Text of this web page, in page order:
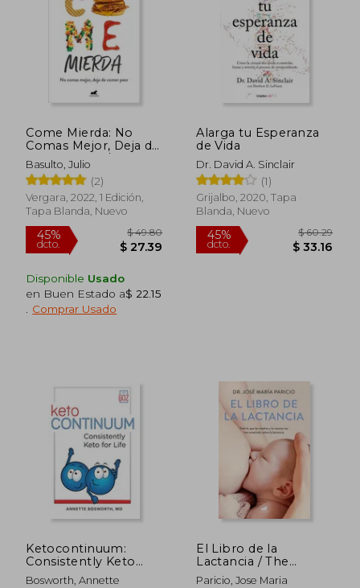
45%
dcto. $ 26.49
Come Mierda: No
Comas Mejor, Deja de
Comer Peor / Eat
Shit: Don't Eat Better,
St Op Eating So
Badly
Basulto, Julio
(2)
Vergara, 2022, 1 Edición,
Tapa Blanda, Nuevo
Disponible Usado
en Buen Estado a$ 22.15
Comprar Usado
Alarga tu Esperanza
de Vida
Dr. David A. Sinclair
(1)
Grijalbo, 2020, Tapa
Blanda, Nuevo
Ketocontinuum:
Consistently Keto
Diet for Life (en
Bosworth, Annette
El Libro de la
Lactancia / The
Breastfeeding Book
Paricio, Jose Maria